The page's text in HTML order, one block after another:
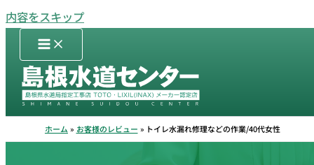
内容をスキップ
ホーム お客様のレビュー トイレ水漏れ修理などの作業/40代女性